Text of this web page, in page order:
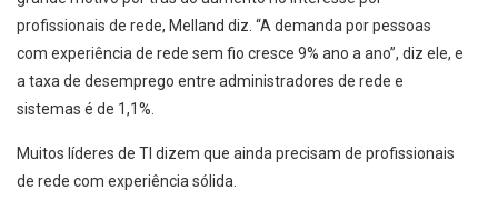
profissionais de rede, Melland diz. “A demanda por pessoas
com experiência de rede sem fio cresce 9% ano a ano”, diz ele, e
a taxa de desemprego entre administradores de rede e
sistemas é de 1,1%.
Muitos líderes de TI dizem que ainda precisam de profissionais
de rede com experiência sólida.